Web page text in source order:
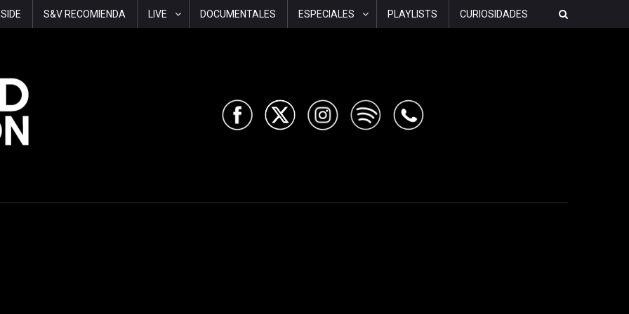
S&V RECOMIENDA LIVE DOCUMENTALES ESPECIALES PLAYLISTS CURIOSIDADES